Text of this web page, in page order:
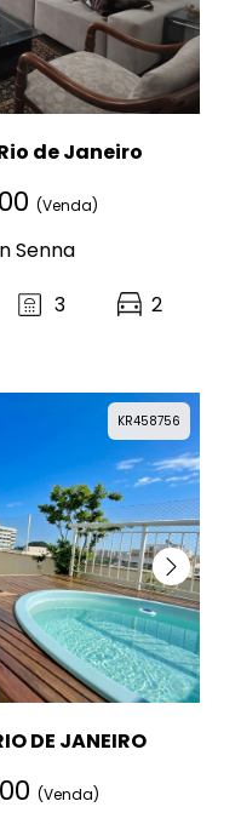
de Janeiro
(Venda)
Senna
3 2
KR458756
DE JANEIRO
(Venda)